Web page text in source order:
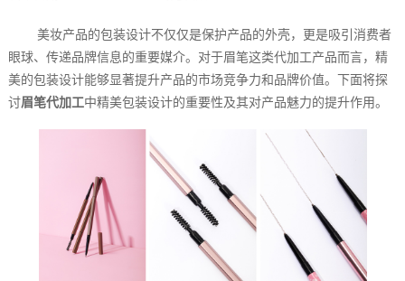
美妆产品的包装设计不仅仅是保护产品的外壳，更是吸引消费者
眼球、传递品牌信息的重要媒介。对于眉笔这类代加工产品而言，精
美的包装设计能够显著提升产品的市场竞争力和品牌价值。下面将探
讨眉笔代加工中精美包装设计的重要性及其对产品魅力的提升作用。